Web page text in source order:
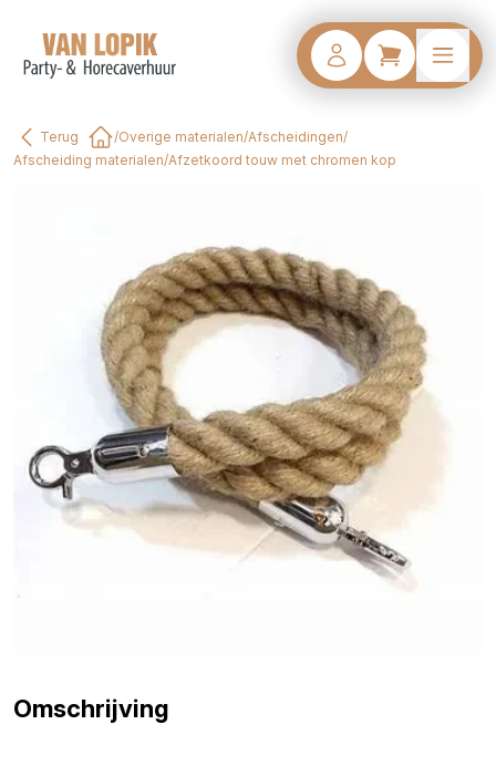
Terug
Home
/Overige materialen/Afscheidingen/
Afscheiding materialen/Afzetkoord touw met chromen kop
Omschrijving